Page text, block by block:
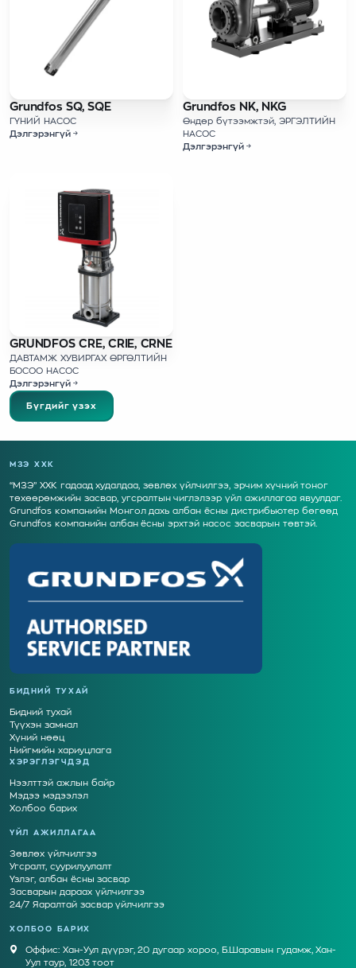
Grundfos SQ, SQE
ГҮНИЙ НАСОС
Дэлгэрэнгүй
Grundfos NK, NKG
Өндөр бүтээмжтэй, ЭРГЭЛТИЙН
НАСОС
Дэлгэрэнгүй
GRUNDFOS CRE, CRIE, CRNE
ДАВТАМЖ ХУВИРГАХ ӨРГӨЛТИЙН
БОСОО НАСОС
Дэлгэрэнгүй
Бүгдийг үзэх
МЗЭ ХХК
“МЗЭ” ХХК гадаад худалдаа, зөвлөх үйлчилгээ, эрчим хүчний тоног
төхөөрөмжийн засвар, угсралтын чиглэлээр үйл ажиллагаа явуулдаг.
Grundfos компанийн Монгол дахь албан ёсны дистрибьютер бөгөөд
Grundfos компанийн албан ёсны эрхтэй насос засварын төвтэй.
БИДНИЙ ТУХАЙ
Бидний тухай
Түүхэн замнал
Хүний нөөц
Нийгмийн хариуцлага
ХЭРЭГЛЭГЧДЭД
Нээлттэй ажлын байр
Мэдээ мэдээлэл
Холбоо барих
ҮЙЛ АЖИЛЛАГАА
Зөвлөх үйлчилгээ
Угсралт, суурилуулалт
Үзлэг, албан ёсны засвар
Засварын дараах үйлчилгээ
24/7 Яаралтай засвар үйлчилгээ
ХОЛБОО БАРИХ
Оффис: Хан-Уул дүүрэг, 20 дугаар хороо, Б.Шаравын гудамж, Хан-
Уул таур, 1203 тоот